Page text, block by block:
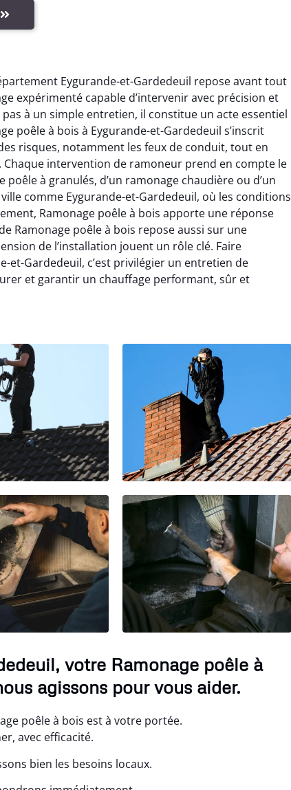
Eygurande-et-Gardedeuil repose avant tout
expérimenté capable d’intervenir avec précision et
à un simple entretien, il constitue un acte essentiel
poêle à bois à Eygurande-et-Gardedeuil s’inscrit
risques, notamment les feux de conduit, tout en
intervention de ramoneur prend en compte le
poêle à granulés, d’un ramonage chaudière ou d’un
comme Eygurande-et-Gardedeuil, où les conditions
Ramonage poêle à bois apporte une réponse
Ramonage poêle à bois repose aussi sur une
de l’installation jouent un rôle clé. Faire
et-Gardedeuil, c’est privilégier un entretien de
et garantir un chauffage performant, sûr et
votre Ramonage poêle à
agissons pour vous aider.
poêle à bois est à votre portée.
avec efficacité.
bien les besoins locaux.